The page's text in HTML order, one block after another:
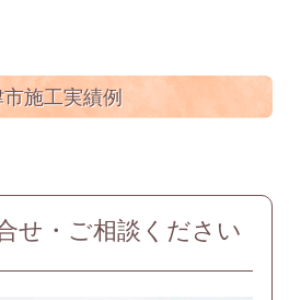
市施工実績例
せ・ご相談ください